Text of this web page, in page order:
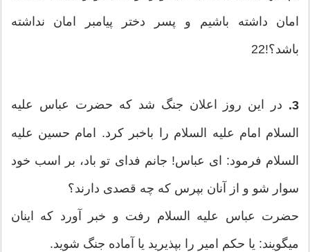
امان داشته باشیم و پسر دختر پیامبر امان نداشته
باشد؟!22
3. در این روز اعلان جنگ شد كه حضرت عباس علیه‏
السلام امام علیه ‏السلام را باخبر كرد. امام حسین علیه
‏السلام فرمود: ای عباس! جانم فدای تو باد، بر اسب خود
سوار شو و از آنان بپرس كه چه قصدی دارند؟
حضرت عباس علیه‏ السلام رفت و خبر آورد كه اینان
مي‏گویند: یا حكم امیر را بپذیرید یا آماده جنگ شوید.